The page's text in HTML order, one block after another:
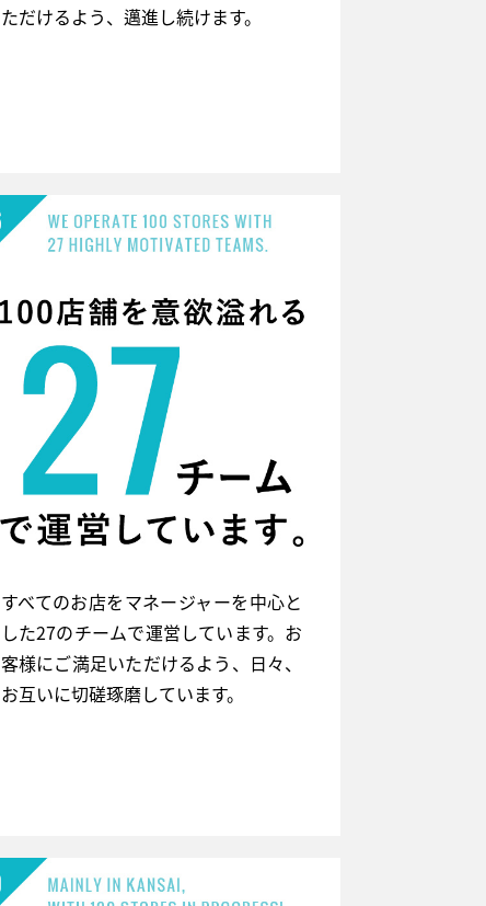
ただけるよう、邁進し続けます。
すべてのお店をマネージャーを中心と
した27のチームで運営しています。お
客様にご満足いただけるよう、日々、
お互いに切磋琢磨しています。